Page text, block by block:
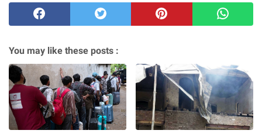
You may like these posts :